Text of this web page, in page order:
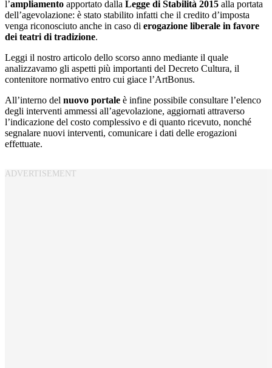
l’ampliamento apportato dalla Legge di Stabilità 2015 alla portata
dell’agevolazione: è stato stabilito infatti che il credito d’imposta
venga riconosciuto anche in caso di erogazione liberale in favore
dei teatri di tradizione.
Leggi il nostro articolo dello scorso anno mediante il quale
analizzavamo gli aspetti più importanti del Decreto Cultura, il
contenitore normativo entro cui giace l’ArtBonus.
All’interno del nuovo portale è infine possibile consultare l’elenco
degli interventi ammessi all’agevolazione, aggiornati attraverso
l’indicazione del costo complessivo e di quanto ricevuto, nonché
segnalare nuovi interventi, comunicare i dati delle erogazioni
effettuate.